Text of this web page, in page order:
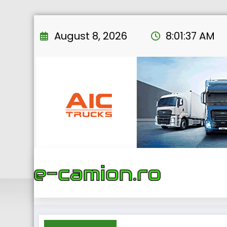
to
August 8, 2026 8:01:38 AM